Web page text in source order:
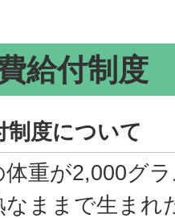
給付制度
制度について
体重が2,000グ
なままで生まれ